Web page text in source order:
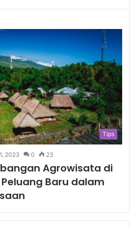
Tips
2023 0 23
Agrowisata di
Baru dalam